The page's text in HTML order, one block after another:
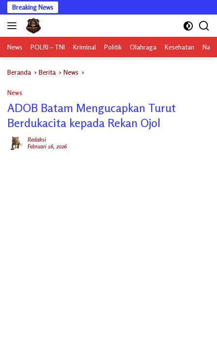
Langsung
ke
konten
Breaking News
News POLRI – TNI Kriminal Politik Olahraga Kesehatan
Beranda Berita News
News
ADOB Batam Mengucapkan Turut
Berdukacita kepada Rekan Ojol
Redaksi
Februari 16, 2026